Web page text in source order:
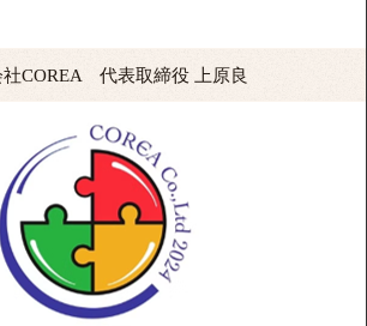
社COREA 代表取締役 上原良